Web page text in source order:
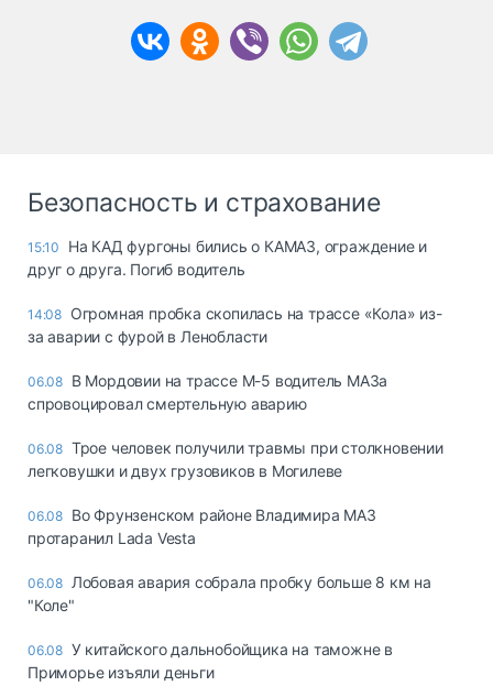
Безопасность и страхование
15:10
На КАД фургоны бились о КАМАЗ, ограждение и
друг о друга. Погиб водитель
14:08 Огромная пробка скопилась на трассе «Кола» из-
за аварии с фурой в Ленобласти
06.08 В Мордовии на трассе М-5 водитель МАЗа
спровоцировал смертельную аварию
06.08 Трое человек получили травмы при столкновении
легковушки и двух грузовиков в Могилеве
06.08 Во Фрунзенском районе Владимира МАЗ
протаранил Lada Vesta
06.08 Лобовая авария собрала пробку больше 8 км на
"Коле"
06.08 У китайского дальнобойщика на таможне в
Приморье изъяли деньги